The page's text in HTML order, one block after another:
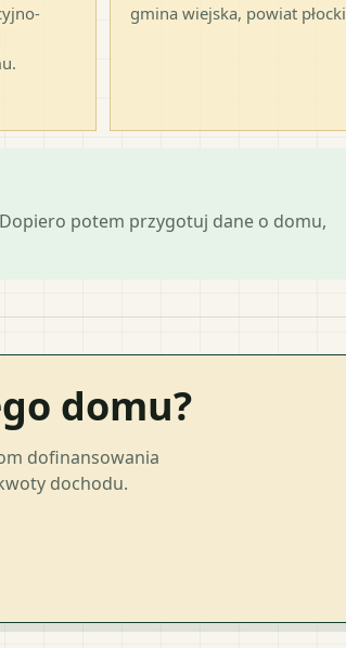
gmina wiejska, powiat płocki
potem przygotuj dane o domu,
domu?
dofinansowania
dochodu.